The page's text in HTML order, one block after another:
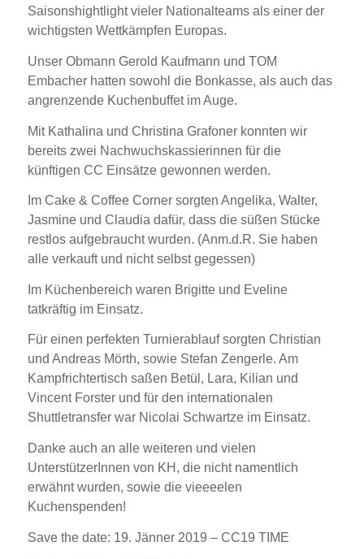
Saisonshightlight vieler Nationalteams als einer der
wichtigsten Wettkämpfen Europas.
Unser Obmann Gerold Kaufmann und TOM
Embacher hatten sowohl die Bonkasse, als auch das
angrenzende Kuchenbuffet im Auge.
Mit Kathalina und Christina Grafoner konnten wir
bereits zwei Nachwuchskassierinnen für die
künftigen CC Einsätze gewonnen werden.
Im Cake & Coffee Corner sorgten Angelika, Walter,
Jasmine und Claudia dafür, dass die süßen Stücke
restlos aufgebraucht wurden. (Anm.d.R. Sie haben
alle verkauft und nicht selbst gegessen)
Im Küchenbereich waren Brigitte und Eveline
tatkräftig im Einsatz.
Für einen perfekten Turnierablauf sorgten Christian
und Andreas Mörth, sowie Stefan Zengerle. Am
Kampfrichtertisch saßen Betül, Lara, Kilian und
Vincent Forster und für den internationalen
Shuttletransfer war Nicolai Schwartze im Einsatz.
Danke auch an alle weiteren und vielen
UnterstützerInnen von KH, die nicht namentlich
erwähnt wurden, sowie die vieeeelen
Kuchenspenden!
Save the date: 19. Jänner 2019 – CC19 TIME